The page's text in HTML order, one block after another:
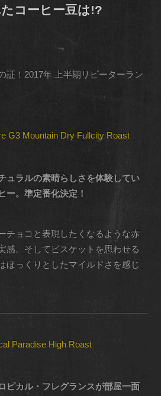
コーヒー豆は!?
証！2017年 上半期リピーターラン
G3 Mountain Dry Fullcity Roast
ュラルの素晴らしさを体験してい
ー。準定番化決定！
チョコと表現したくなるような赤
感。そしてビスケットを思わせる
ほっくりとしたマイルドさを感じ
Paradise High Roast
ピカル・フレグランスが部屋一面